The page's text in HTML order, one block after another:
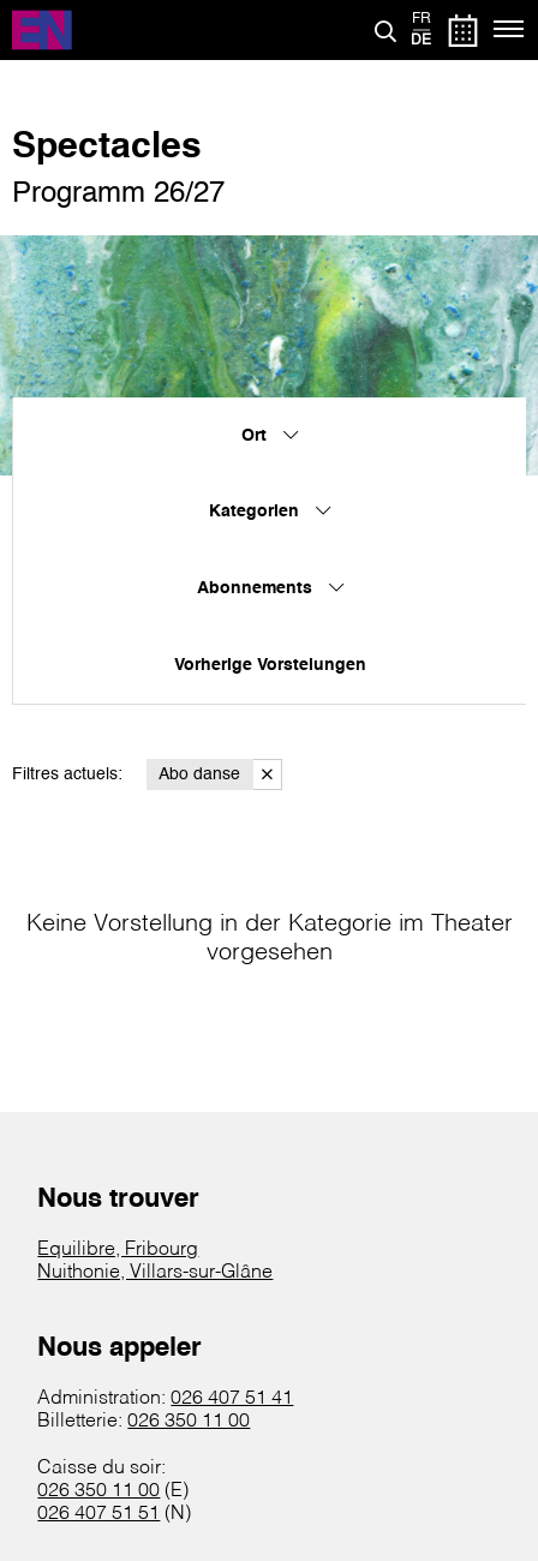
Direkt
zum
Inhalt
FR
DE
Spectacles
Programm 26/27
Ort
Kategorien
Abonnements
Vorherige Vorstelungen
Filtres actuels: Abo danse
Keine Vorstellung in der Kategorie im Theater
vorgesehen
Nous trouver
Equilibre, Fribourg
Nuithonie, Villars-sur-Glâne
Nous appeler
Administration:026 407 51 41
Billetterie:026 350 11 00
Caisse du soir:
026 350 11 00 (E)
026 407 51 51 (N)